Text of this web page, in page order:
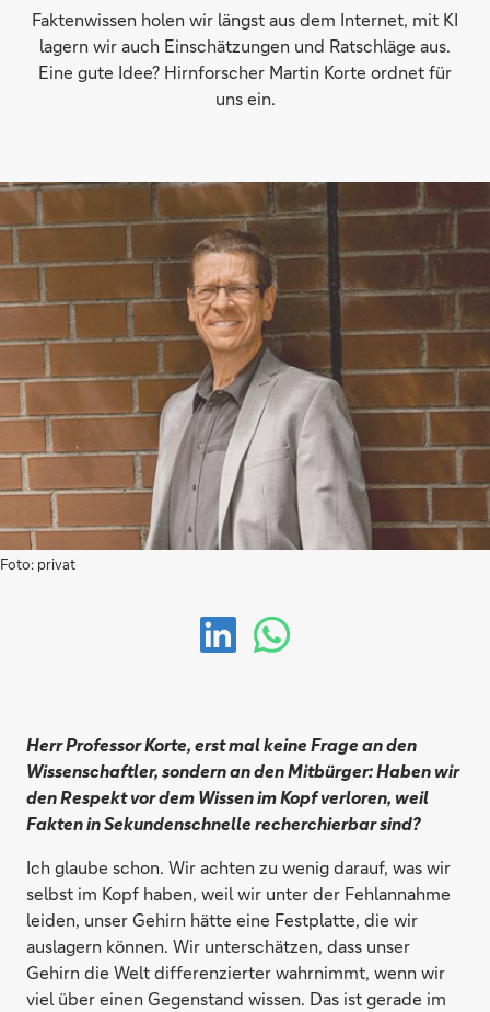
Faktenwissen holen wir längst aus dem Internet, mit KI
lagern wir auch Einschätzungen und Ratschläge aus.
Eine gute Idee? Hirnforscher Martin Korte ordnet für
uns ein.
Foto: privat
Herr Professor Korte, erst mal keine Frage an den
Wissenschaftler, sondern an den Mitbürger: Haben wir
den Respekt vor dem Wissen im Kopf verloren, weil
Fakten in Sekundenschnelle recherchierbar sind?
Ich glaube schon. Wir achten zu wenig darauf, was wir
selbst im Kopf haben, weil wir unter der Fehlannahme
leiden, unser Gehirn hätte eine Festplatte, die wir
auslagern können. Wir unterschätzen, dass unser
Gehirn die Welt differenzierter wahrnimmt, wenn wir
viel über einen Gegenstand wissen. Das ist gerade im